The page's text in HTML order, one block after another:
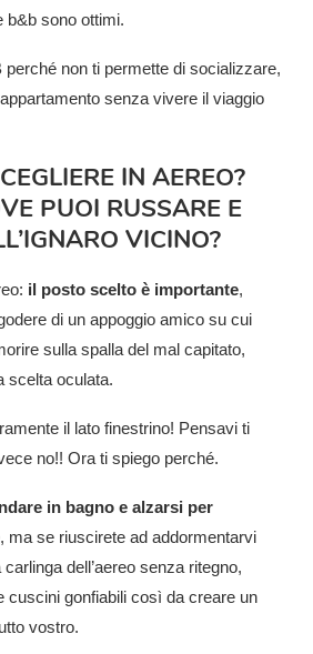
b&b sono ottimi.
perché non ti permette di socializzare,
senza vivere il viaggio
IN AEREO?
PUOI RUSSARE E
VICINO?
il posto scelto è importante,
di un appoggio amico su cui
sulla spalla del mal capitato,
scelta oculata.
il lato finestrino! Pensavi ti
no!! Ora ti spiego perché.
in bagno e alzarsi per
, ma se riuscirete ad addormentarvi
dell’aereo senza ritegno,
cuscini gonfiabili così da creare un
vostro.